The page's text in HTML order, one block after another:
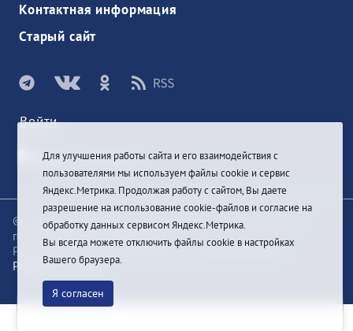
Контактная информация
Старый сайт
Войти
© При цитировании информации с сайта ссылка на
первоисточник обязательна
Разработка и техподдержка сайтаBars-Penza &
Pragmatic Studio
Для улучшения работы сайта и его взаимодействия с
пользователями мы используем файлы cookie и сервис
Яндекс.Метрика. Продолжая работу с сайтом, Вы даете
разрешение на использование cookie-файлов и согласие на
обработку данных сервисом Яндекс.Метрика.
Вы всегда можете отключить файлы cookie в настройках
Вашего браузера.
Я согласен